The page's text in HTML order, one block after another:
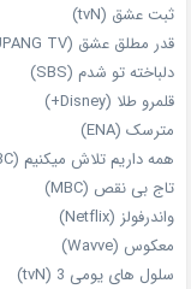
ثبت عشق (tvN)
قدر مطلق عشق (COUPANG TV)
دلباخته تو شدم (SBS)
قلمرو طلا (Disney+)
مترسک (ENA)
همه داریم تلاش میکنیم (jTBC)
تاج بی‌ نقص (MBC)
واندرفولز (Netflix)
معکوس (Wavve)
سلول های یومی 3 (tvN)